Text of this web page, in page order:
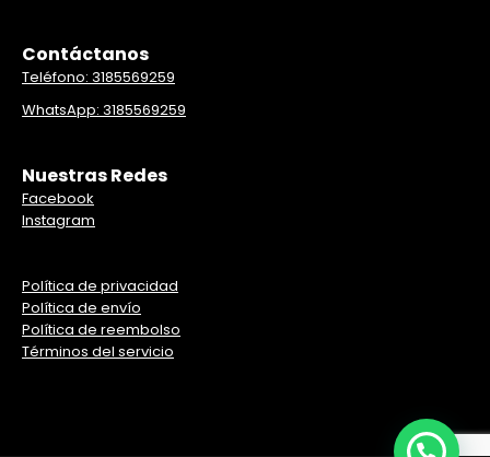
Contáctanos
Teléfono: 3185569259
WhatsApp: 3185569259
Nuestras Redes
Facebook
Instagram
Política de privacidad
Política de envío
Política de reembolso
Términos del servicio